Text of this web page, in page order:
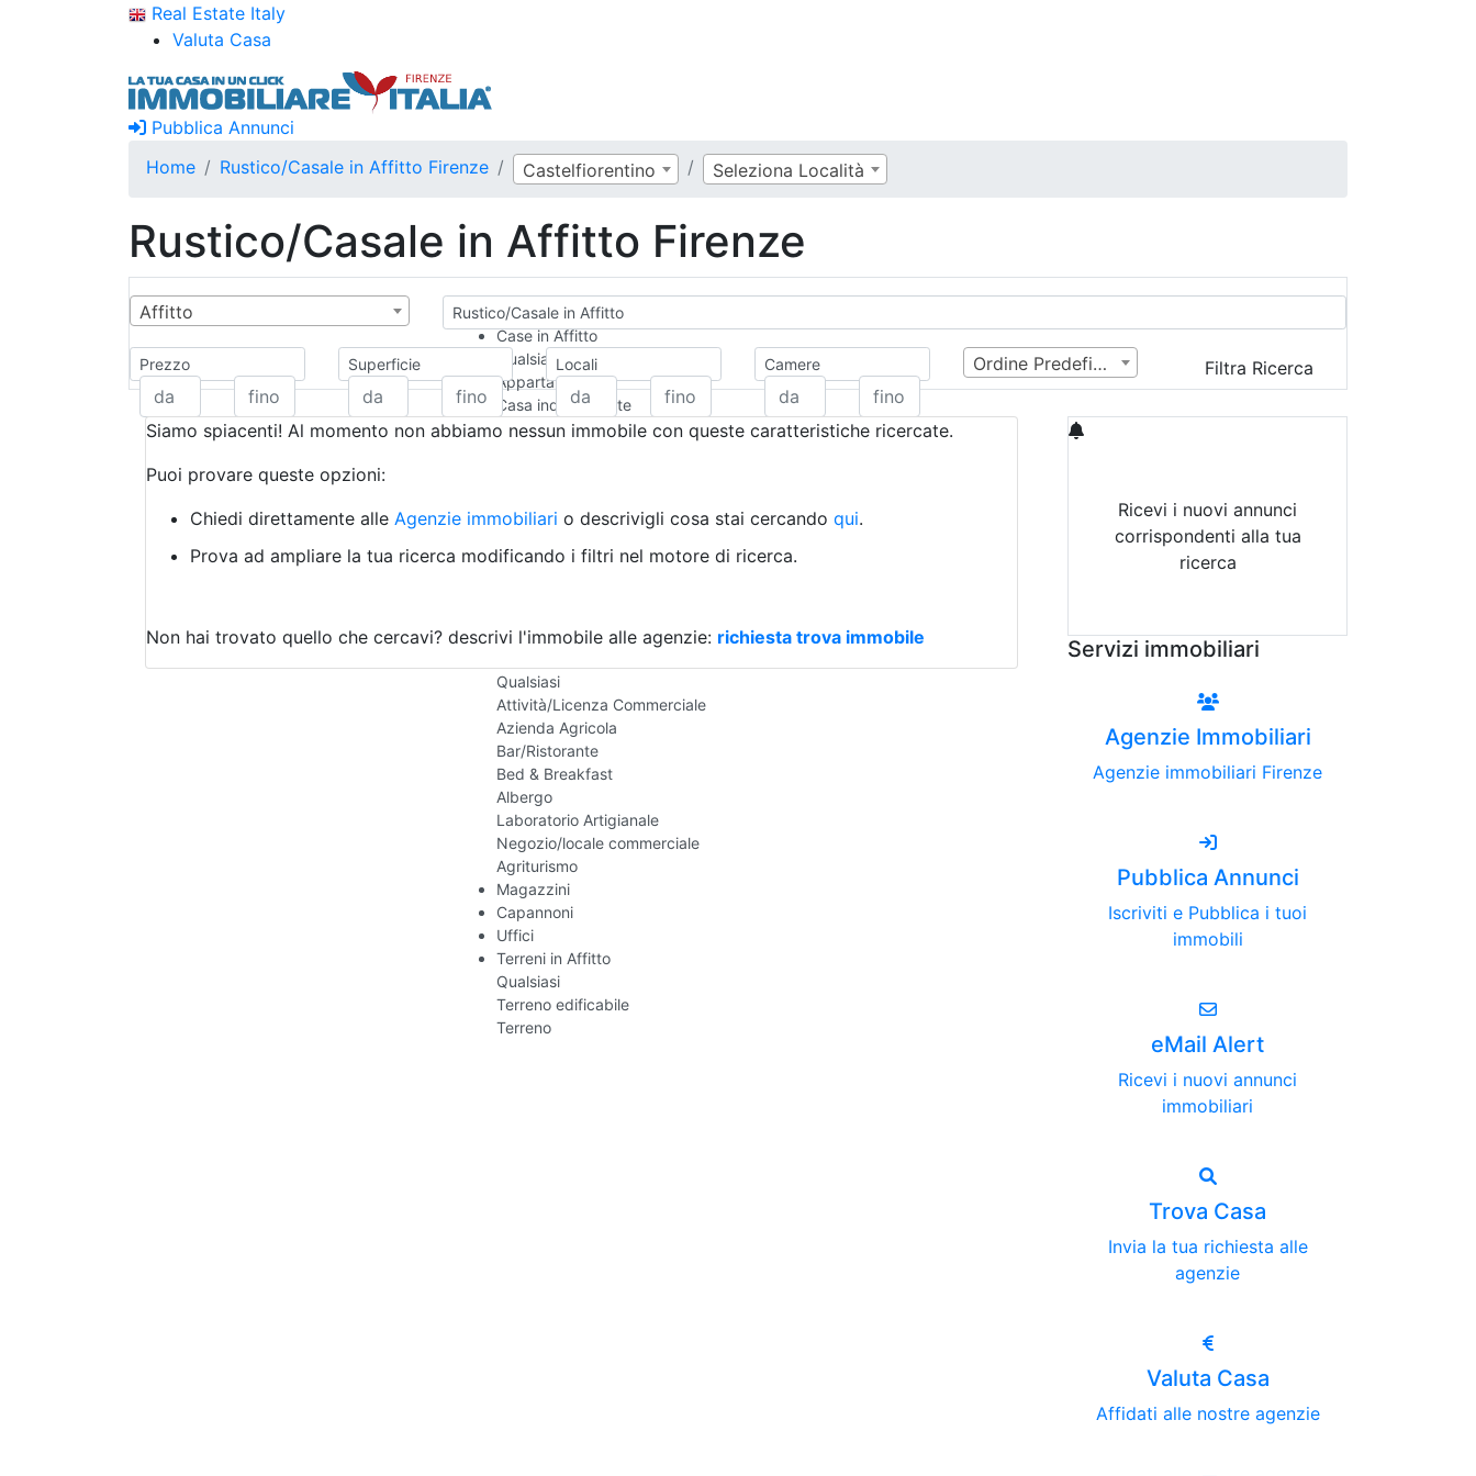
Real Estate Italy
Valuta Casa
Pubblica Annunci
Home
Rustico/Casale in Affitto Firenze Castelfiorentino Seleziona Località
Rustico/Casale in Affitto Firenze
Affitto
Rustico/Casale in Affitto
Case in Affitto
Qualsiasi
Appartamento
Casa indipendente
Casa Semi-indipendente
Rustico/Casale
Camera d'Albergo
Box/Garage
Qualsiasi
Attività/Licenza Commerciale
Azienda Agricola
Bar/Ristorante
Bed & Breakfast
Albergo
Laboratorio Artigianale
Negozio/locale commerciale
Agriturismo
Magazzini
Capannoni
Uffici
Terreni in Affitto
Qualsiasi
Terreno edificabile
Terreno
Prezzo Superficie Locali Camere Ordine Predefinito Filtra Ricerca
Siamo spiacenti! Al momento non abbiamo nessun immobile con queste caratteristiche ricercate.
Puoi provare queste opzioni:
Chiedi direttamente alle Agenzie immobiliari o descrivigli cosa stai cercando qui.
Prova ad ampliare la tua ricerca modificando i filtri nel motore di ricerca.
Non hai trovato quello che cercavi? descrivi l'immobile alle agenzie: richiesta trova immobile
Ricevi i nuovi annunci
corrispondenti alla tua
ricerca
Servizi immobiliari
Agenzie Immobiliari
Agenzie immobiliari Firenze
Pubblica Annunci
Iscriviti e Pubblica i tuoi
immobili
eMail Alert
Ricevi i nuovi annunci
immobiliari
Trova Casa
Invia la tua richiesta alle
agenzie
Valuta Casa
Affidati alle nostre agenzie